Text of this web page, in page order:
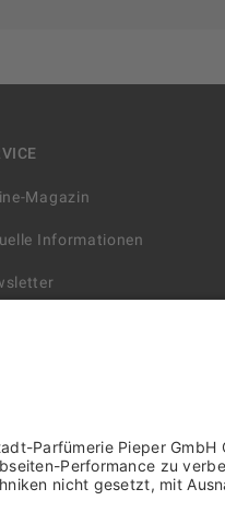
Magazin
Informationen
Händler/ YBPN